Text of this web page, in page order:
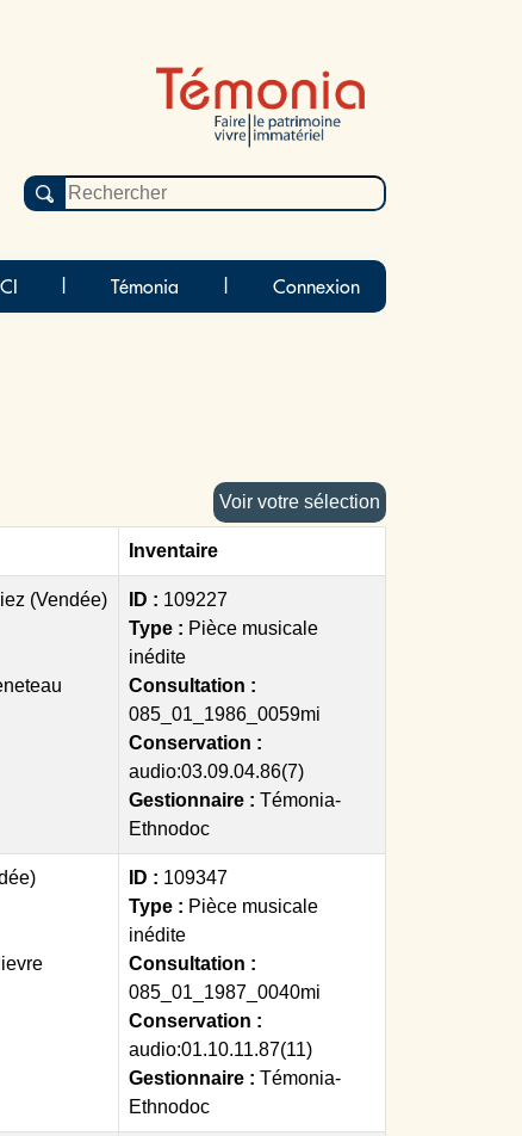
Témonia Connexion
Voir votre sélection
Inventaire
(Vendée)
ID : 109227
Type : Pièce musicale
inédite
Consultation :
085_01_1986_0059mi
Conservation :
audio:03.09.04.86(7)
Gestionnaire : Témonia-
Ethnodoc
ID : 109347
Type : Pièce musicale
inédite
Consultation :
085_01_1987_0040mi
Conservation :
audio:01.10.11.87(11)
Gestionnaire : Témonia-
Ethnodoc